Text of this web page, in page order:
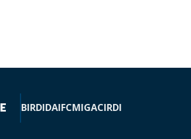
BIRDIDAIFCMIGACIRDI